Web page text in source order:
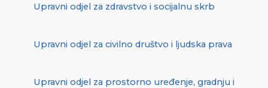
Upravni odjel za zdravstvo i socijalnu skrb
Upravni odjel za civilno društvo i ljudska prava
Upravni odjel za prostorno uređenje, gradnju i